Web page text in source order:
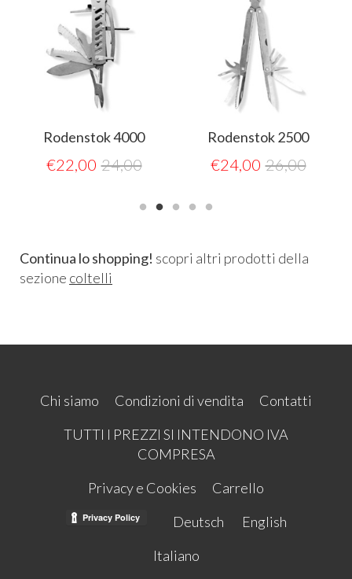
Rodenstok 4000
€22,00 24,00
Rodenstok 2500
€24,00 26,00
Continua lo shopping! scopri altri prodotti della
sezione coltelli
Chi siamo Condizioni di vendita
Contatti
TUTTI I PREZZI SI INTENDONO IVA
COMPRESA
Privacy e Cookies
Carrello
Deutsch
English
Italiano